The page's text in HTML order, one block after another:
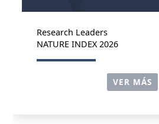
Research Leaders
NATURE INDEX 2026
VER MÁS